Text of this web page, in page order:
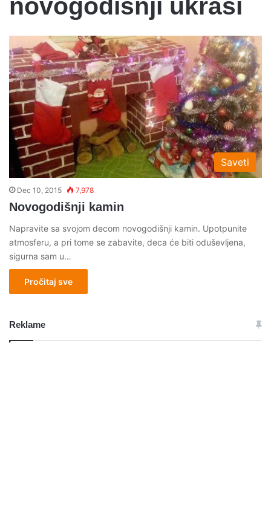
novogodisnji ukrasi
Saveti
Dec 10, 2015 7,978
Novogodišnji kamin
Napravite sa svojom decom novogodišnji kamin. Upotpunite
atmosferu, a pri tome se zabavite, deca će biti oduševljena,
sigurna sam u…
Pročitaj sve
Reklame